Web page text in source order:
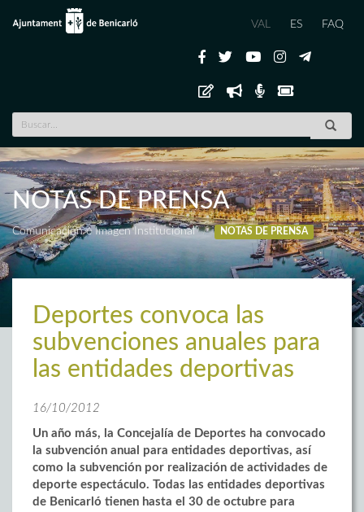
VAL ES FAQ
NOTAS DE PRENSA
Comunicación e Imagen Institucional NOTAS DE PRENSA
Deportes convoca las
subvenciones anuales para
las entidades deportivas
16/10/2012
Un año más, la Concejalía de Deportes ha convocado
la subvención anual para entidades deportivas, así
como la subvención por realización de actividades de
deporte espectáculo. Todas las entidades deportivas
de Benicarló tienen hasta el 30 de octubre para